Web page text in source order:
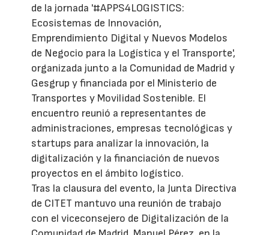
de la jornada '#APPS4LOGISTICS:
Ecosistemas de Innovación,
Emprendimiento Digital y Nuevos Modelos
de Negocio para la Logística y el Transporte',
organizada junto a la Comunidad de Madrid y
Gesgrup y financiada por el Ministerio de
Transportes y Movilidad Sostenible. El
encuentro reunió a representantes de
administraciones, empresas tecnológicas y
startups para analizar la innovación, la
digitalización y la financiación de nuevos
proyectos en el ámbito logístico.
Tras la clausura del evento, la Junta Directiva
de CITET mantuvo una reunión de trabajo
con el viceconsejero de Digitalización de la